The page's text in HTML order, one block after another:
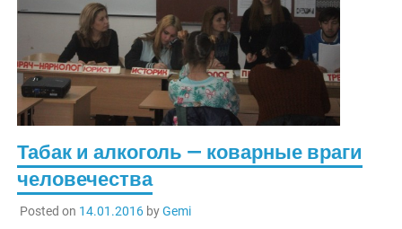
Табак и алкоголь — коварные враги
человечества
Posted on 14.01.2016byGemi